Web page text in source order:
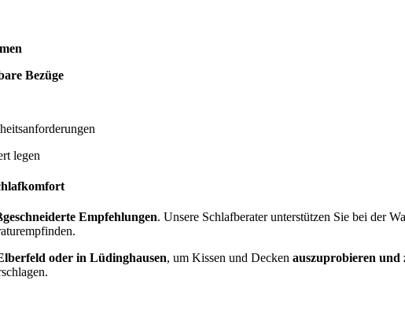
Bezüge
legen
Empfehlungen. Unsere Schlafberater unterstützen Sie bei der
oder in Lüdinghausen, um Kissen und Decken auszuprobieren und